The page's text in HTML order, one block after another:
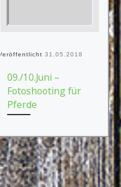
Veröffentlicht31.05.2018
09./10.Juni –
Fotoshooting für
Pferde